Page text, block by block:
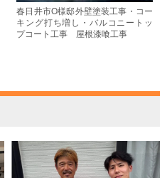
春日井市O様邸外壁塗装工事・コー
キング打ち増し・バルコニートッ
プコート工事 屋根漆喰工事